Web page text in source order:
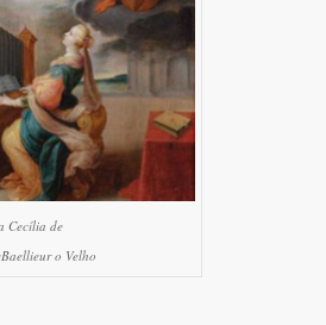
Cecília de
o Velho